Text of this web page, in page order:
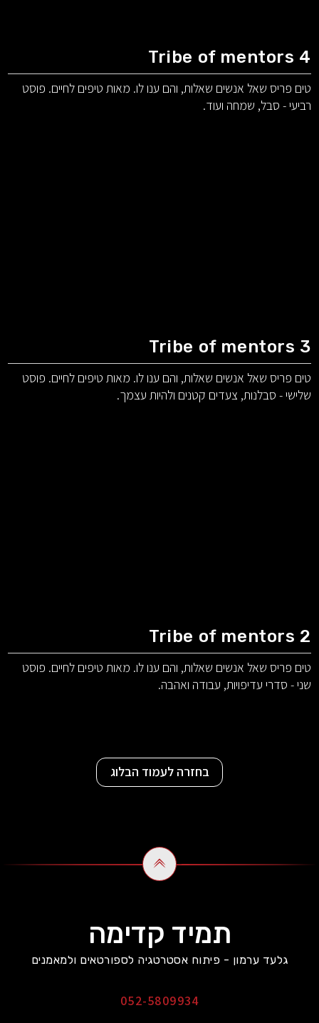
Tribe of mentors 4
טים פריס שאל אנשים שאלות, והם ענו לו. מאות טיפים לחיים. פוסט
רביעי - סבל, שמחה ועוד.
Tribe of mentors 3
טים פריס שאל אנשים שאלות, והם ענו לו. מאות טיפים לחיים. פוסט
שלישי - סבלנות, צעדים קטנים ולהיות עצמך.
Tribe of mentors 2
טים פריס שאל אנשים שאלות, והם ענו לו. מאות טיפים לחיים. פוסט
שני - סדרי עדיפויות, עבודה ואהבה.
בחזרה לעמוד הבלוג
תמיד קדימה
גלעד ערמון - פיתוח אסטרטגיה לספורטאים ולמאמנים
052-5809934